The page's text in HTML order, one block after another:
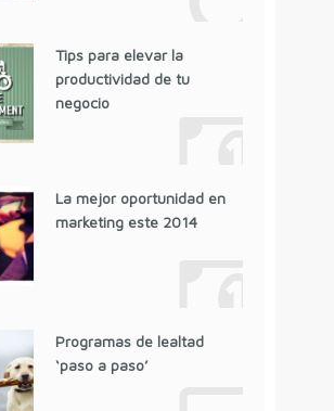
Tips para elevar la
productividad de tu
negocio
La mejor oportunidad en
marketing este 2014
Programas de lealtad
‘paso a paso’